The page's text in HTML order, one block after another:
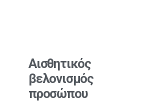
Αισθητικός
βελονισμός
προσώπου